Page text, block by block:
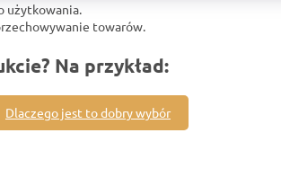
użytkowania.
towarów.
Na przykład:
Dlaczego jest to dobry wybór